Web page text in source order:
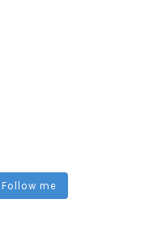
Follow me